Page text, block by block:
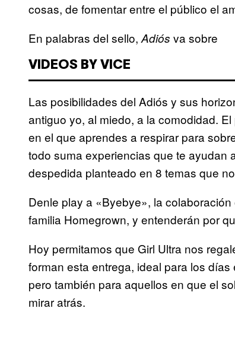
cosas, de fomentar entre el público el
En palabras del sello, Adiós va sobre
VIDEOS BY VICE
Las posibilidades del Adiós y sus
antiguo yo, al miedo, a la comodidad.
en el que aprendes a respirar para
todo suma experiencias que te ayudan
despedida planteado en 8 temas que
Denle play a «Byebye», la
familia Homegrown, y entenderán por
Hoy permitamos que Girl Ultra nos
forman esta entrega, ideal para los
pero también para aquellos en que el
mirar atrás.